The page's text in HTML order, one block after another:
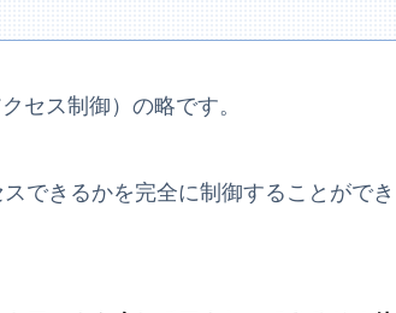
セス制御）の略です。
できるかを完全に制御することができ